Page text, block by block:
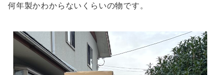
何年製かわからないくらいの物です。